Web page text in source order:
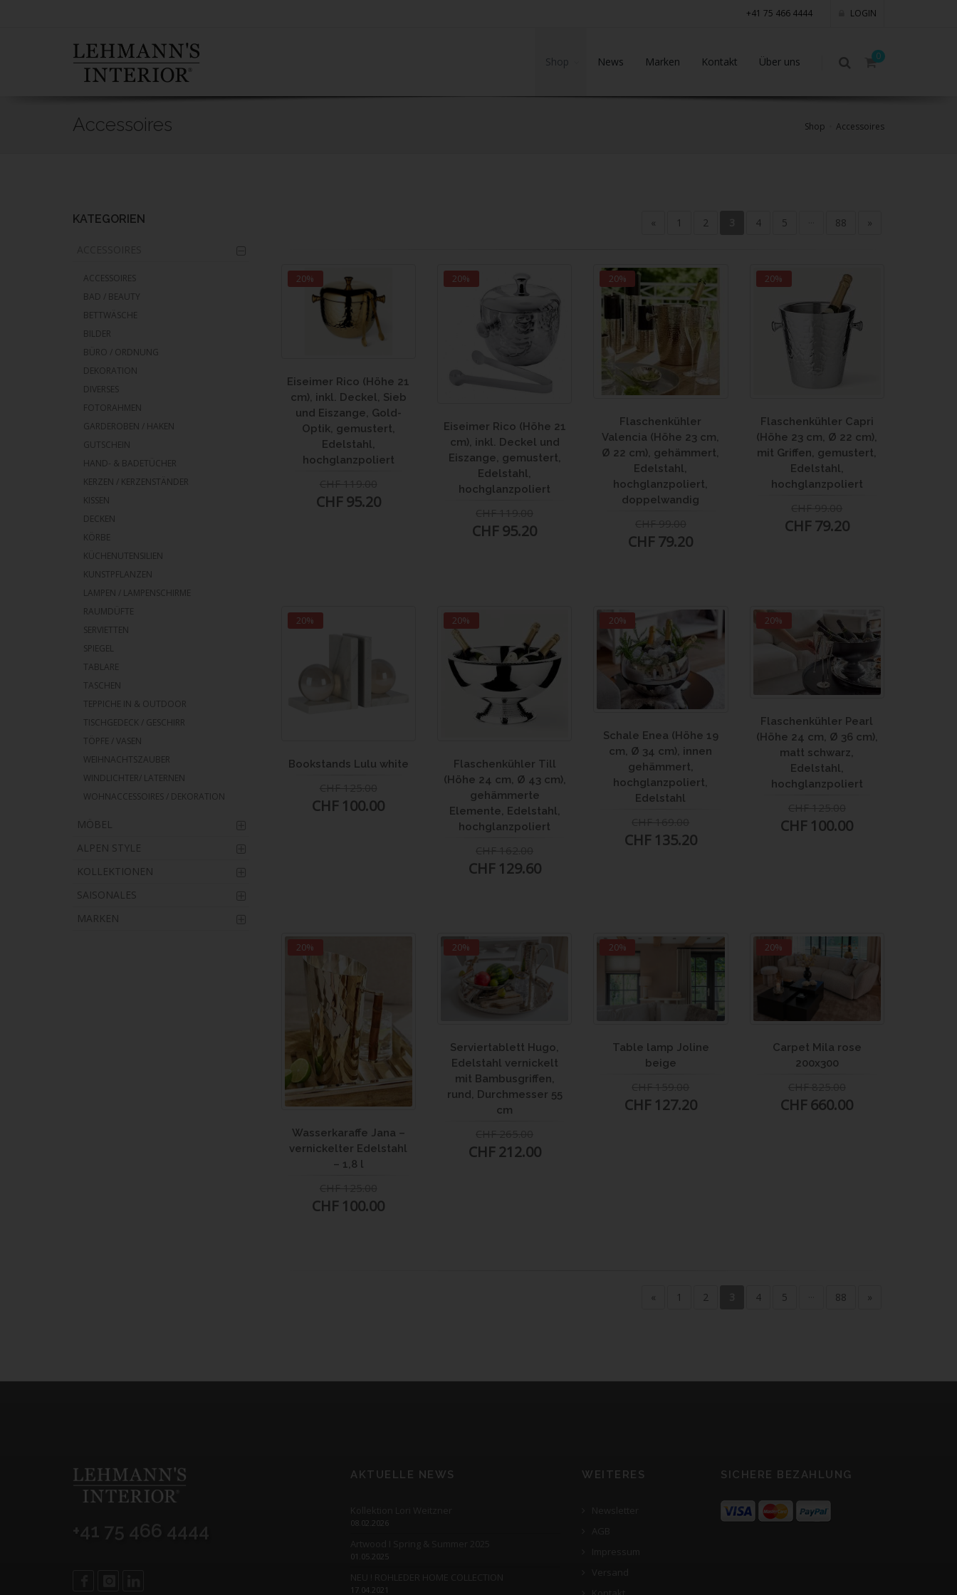
+41 75 466 4444 LOGIN
0
Shop News Marken Kontakt Über uns
Accessoires Shop Accessoires
KATEGORIEN
ACCESSOIRES
BAD / BEAUTY
BETTWÄSCHE
BILDER
BÜRO / ORDNUNG
DEKORATION
DIVERSES
FOTORAHMEN
GARDEROBEN / HAKEN
GUTSCHEIN
HAND- & BADETÜCHER
KERZEN / KERZENSTÄNDER
KISSEN
DECKEN
KÖRBE
KÜCHENUTENSILIEN
KUNSTPFLANZEN
LAMPEN / LAMPENSCHIRME
RAUMDÜFTE
SERVIETTEN
SPIEGEL
TABLARE
TASCHEN
TEPPICHE IN & OUTDOOR
TISCHGEDECK / GESCHIRR
TÖPFE / VASEN
WEIHNACHTSZAUBER
WINDLICHTER/ LATERNEN
WOHNACCESSOIRES / DEKORATION
MÖBEL
ALPEN STYLE
KOLLEKTIONEN
SAISONALES
MARKEN
« 1 2 4 5 88 »
20%
Eiseimer Rico (Höhe 21
cm), inkl. Deckel, Sieb
und Eiszange, Gold-
Optik, gemustert,
Edelstahl,
hochglanzpoliert
CHF 95.20
20%
Eiseimer Rico (Höhe 21
cm), inkl. Deckel und
Eiszange, gemustert,
Edelstahl,
hochglanzpoliert
CHF 95.20
20%
Flaschenkühler
Valencia (Höhe 23 cm,
Ø 22 cm), gehämmert,
Edelstahl,
hochglanzpoliert,
doppelwandig
CHF 79.20
20%
Flaschenkühler Capri
(Höhe 23 cm, Ø 22 cm),
mit Griffen, gemustert,
Edelstahl,
hochglanzpoliert
CHF 79.20
20%
Bookstands Lulu white
CHF 100.00
20%
Flaschenkühler Till
(Höhe 24 cm, Ø 43 cm),
gehämmerte
Elemente, Edelstahl,
hochglanzpoliert
CHF 129.60
20%
Schale Enea (Höhe 19
cm, Ø 34 cm), innen
gehämmert,
hochglanzpoliert,
Edelstahl
CHF 135.20
20%
Flaschenkühler Pearl
(Höhe 24 cm, Ø 36 cm),
matt schwarz,
Edelstahl,
hochglanzpoliert
CHF 100.00
20%
Wasserkaraffe Jana –
vernickelter Edelstahl
– 1,8 l
CHF 100.00
20%
Serviertablett Hugo,
Edelstahl vernickelt
mit Bambusgriffen,
rund, Durchmesser 55
cm
CHF 212.00
20%
Table lamp Joline
beige
CHF 127.20
20%
Carpet Mila rose
200x300
CHF 660.00
« 1 2 4 5 88 »
+41 75 466 4444
AKTUELLE NEWS
08.02.2026
01.05.2025
17.04.2021
WEITERES SICHERE BEZAHLUNG